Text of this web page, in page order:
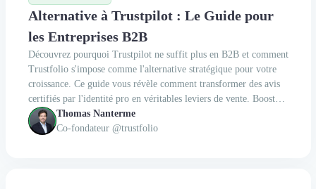
Alternative à Trustpilot : Le Guide pour
les Entreprises B2B
Découvrez pourquoi Trustpilot ne suffit plus en B2B et comment
Trustfolio s'impose comme l'alternative stratégique pour votre
croissance. Ce guide vous révèle comment transformer des avis
certifiés par l'identité pro en véritables leviers de vente. Boostez
votre SEO et réduisez vos cycles de vente grâce à une solution
deux fois moins chère. Reprenez dès maintenant le contrôle de
Thomas Nanterme
Co-fondateur @trustfolio